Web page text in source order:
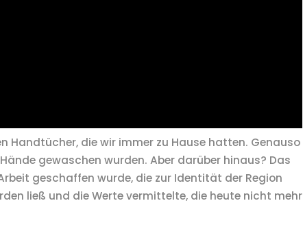
Handtücher, die wir immer zu Hause hatten. Genauso
gewaschen wurden. Aber darüber hinaus? Das
geschaffen wurde, die zur Identität der Region
ließ und die Werte vermittelte, die heute nicht mehr